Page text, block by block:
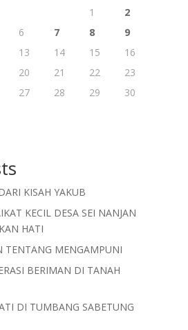
1
2
6 7 8
9
13 14 15
16
20 21 22
23
27 28 29
30
KISAH YAKUB
KECIL DESA SEI NANJAN
HATI
TENTANG MENGAMPUNI
BERIMAN DI TANAH
DI TUMBANG SABETUNG